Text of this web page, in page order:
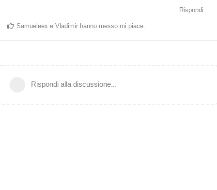
Rispondi
Samueleex e Vladimir hanno messo mi piace
Rispondi alla discussione...